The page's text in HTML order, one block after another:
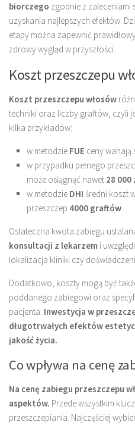
biorczego zgodnie z zaleceniami
uzyskania najlepszych efektów.
etapy można zapewnić
zdrowy wygląd w przyszłości.
Koszt przeszczepu
Koszt przeszczepu włosów
techniki oraz liczby graftów, czyli
kilka przykładów:
w metodzie FUE ceny wahają
w przypadku pełnego
może osiągnąć nawet 28 000
w metodzie DHI średni koszt
przeszczep 4000 graftów.
Ostateczna kwota zabiegu
konsultacji z lekarzem i
lokalizacja kliniki czy
Dodatkowo, koszty mogą być
poddanego zabiegowi oraz
pacjenta. Inwestycja w
długotrwałych efektów
jakość życia.
Co wpływa na cenę
Na cenę zabiegu przeszczepu
aspektów. Przede wszystkim
przeszczepiania. Najczęściej